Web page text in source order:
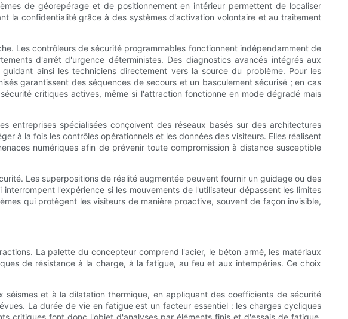
de géorepérage et de positionnement en intérieur permettent de localiser
la confidentialité grâce à des systèmes d'activation volontaire et au traitement
Les contrôleurs de sécurité programmables fonctionnent indépendamment de
d'arrêt d'urgence déterministes. Des diagnostics avancés intégrés aux
ainsi les techniciens directement vers la source du problème. Pour les
garantissent des séquences de secours et un basculement sécurisé ; en cas
critiques actives, même si l'attraction fonctionne en mode dégradé mais
entreprises spécialisées conçoivent des réseaux basés sur des architectures
à la fois les contrôles opérationnels et les données des visiteurs. Elles réalisent
numériques afin de prévenir toute compromission à distance susceptible
Les superpositions de réalité augmentée peuvent fournir un guidage ou des
l'expérience si les mouvements de l'utilisateur dépassent les limites
qui protègent les visiteurs de manière proactive, souvent de façon invisible,
La palette du concepteur comprend l'acier, le béton armé, les matériaux
de résistance à la charge, à la fatigue, au feu et aux intempéries. Ce choix
et à la dilatation thermique, en appliquant des coefficients de sécurité
La durée de vie en fatigue est un facteur essentiel : les charges cycliques